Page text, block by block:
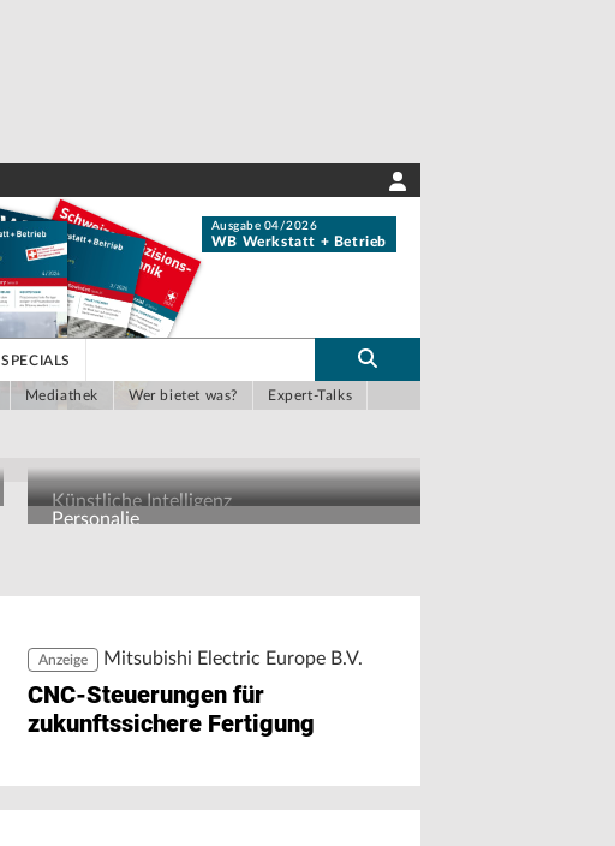
Ausgabe 04/2026
WB Werkstatt + Betrieb
SPECIALS
Mediathek Wer bietet was? Expert-Talks
Künstliche Intelligenz
Personalie
Anzeige Mitsubishi Electric Europe B.V.
CNC-Steuerungen für
zukunftssichere Fertigung